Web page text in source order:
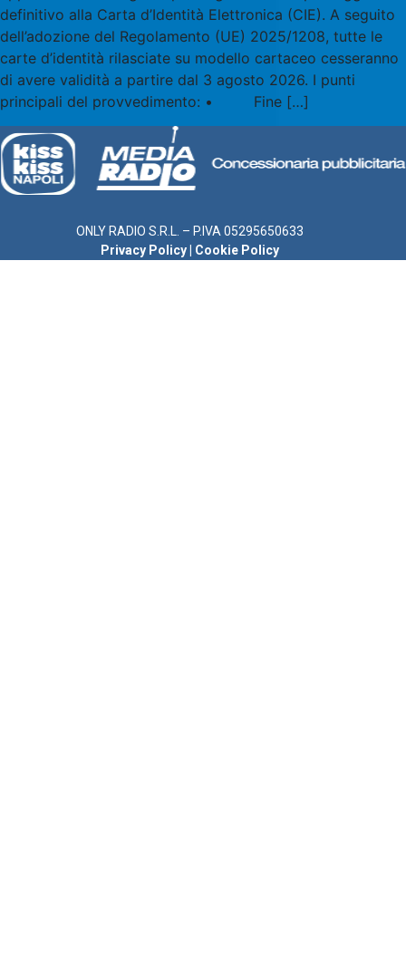
definitivo alla Carta d’Identità Elettronica (CIE). A seguito
dell’adozione del Regolamento (UE) 2025/1208, tutte le
carte d’identità rilasciate su modello cartaceo cesseranno
di avere validità a partire dal 3 agosto 2026. I punti
principali del provvedimento: • Fine […]
ONLY RADIO S.R.L. – P.IVA 05295650633
Privacy Policy
Cookie Policy